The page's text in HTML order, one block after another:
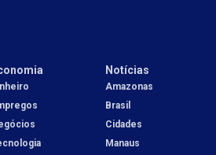
Notícias
Amazonas
Brasil
Cidades
Manaus